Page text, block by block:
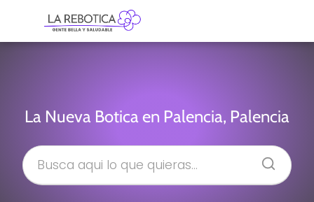
La Nueva Botica en Palencia, Palencia